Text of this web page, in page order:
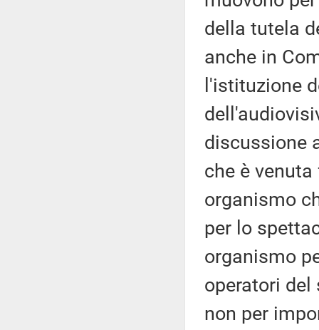
della tutela
anche in
l'istituzione
discussione
che è
organismo
per lo
organismo
operatori del
non per